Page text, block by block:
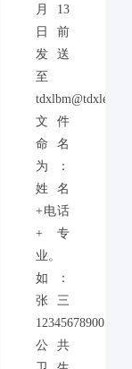
月13
日前
发送
至
文件
命名
为：
姓名
+电话
+专
业。
如：
张三
12345678900
公共